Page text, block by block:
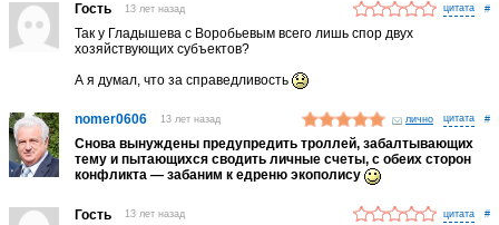
Гость 13 лет назад #
Так у Гладышева с Воробьевым всего лишь спор двух
хозяйствующих субъектов?
А я думал, что за справедливость
nomer0606 13 лет назад лично #
Снова вынуждены предупредить троллей, забалтывающих
тему и пытающихся сводить личные счеты, с обеих сторон
конфликта — забаним к едреню экополису
Гость 13 лет назад #